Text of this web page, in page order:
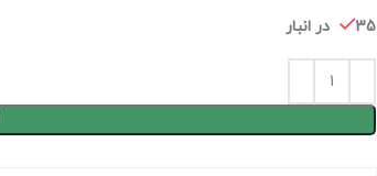
35 در انبار